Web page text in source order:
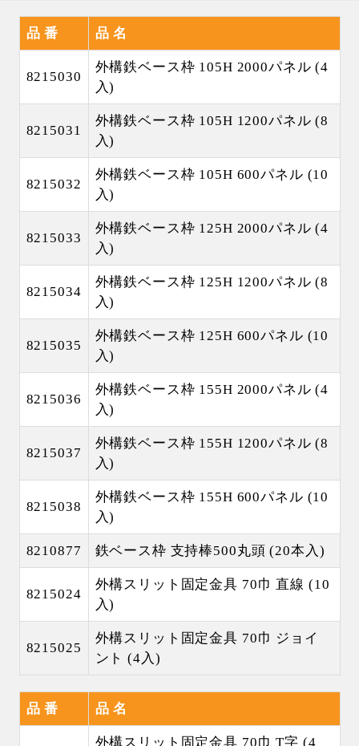
品 番 品 名
8215030
外構鉄ベース枠 105H 2000パネル (4
入)
8215031
外構鉄ベース枠 105H 1200パネル (8
入)
8215032
外構鉄ベース枠 105H 600パネル (10
入)
8215033
外構鉄ベース枠 125H 2000パネル (4
入)
8215034
外構鉄ベース枠 125H 1200パネル (8
入)
8215035
外構鉄ベース枠 125H 600パネル (10
入)
8215036
外構鉄ベース枠 155H 2000パネル (4
入)
8215037
外構鉄ベース枠 155H 1200パネル (8
入)
8215038
外構鉄ベース枠 155H 600パネル (10
入)
8210877 鉄ベース枠 支持棒500丸頭 (20本入)
8215024
外構スリット固定金具 70巾 直線 (10
入)
8215025
外構スリット固定金具 70巾 ジョイ
ント (4入)
品 番 品 名
外構スリット固定金具 70巾 T字 (4